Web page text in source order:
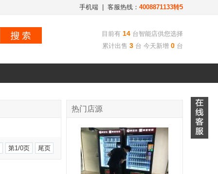
手机端 | 客服热线： 4008871133转5
目前有 14 台智能店供您选择
累计出售 3 台 今天新增 0 台
第1/0页 尾页
热门店源